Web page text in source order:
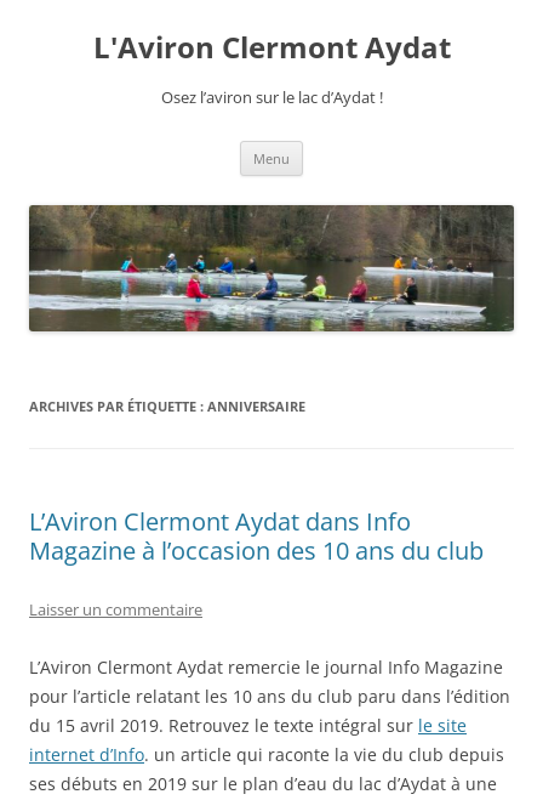
L'Aviron Clermont Aydat
Osez l’aviron sur le lac d’Aydat !
Menu
ARCHIVES PAR ÉTIQUETTE : ANNIVERSAIRE
L’Aviron Clermont Aydat dans Info
Magazine à l’occasion des 10 ans du club
Laisser un commentaire
L’Aviron Clermont Aydat remercie le journal Info Magazine
pour l’article relatant les 10 ans du club paru dans l’édition
du 15 avril 2019. Retrouvez le texte intégral sur le site
internet d’Info. un article qui raconte la vie du club depuis
ses débuts en 2019 sur le plan d’eau du lac d’Aydat à une